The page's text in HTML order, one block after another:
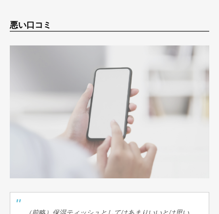
悪い口コミ